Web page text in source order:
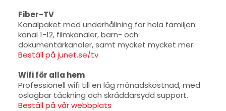
Fiber-TV
Kanalpaket med underhållning för hela familjen:
kanal 1-12, filmkanaler, barn- och
dokumentärkanaler, samt mycket mycket mer.
Beställ på junet.se/tv
Wifi för alla hem
Professionell wifi till en låg månadskostnad, med
oslagbar täckning och skräddarsydd support.
Beställ på vår webbplats